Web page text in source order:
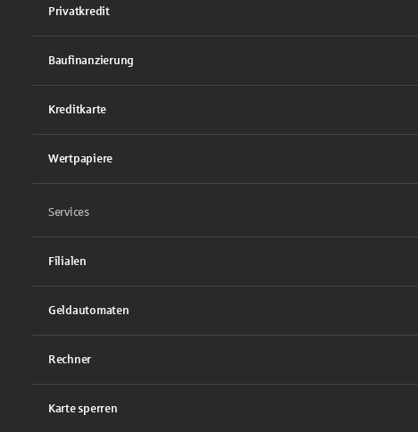
Privatkredit
Baufinanzierung
Kreditkarte
Wertpapiere
Services
Filialen
Geldautomaten
Rechner
Karte sperren